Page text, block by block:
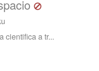
cientifica a tr...